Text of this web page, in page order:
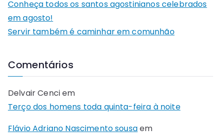
Conheça todos os santos agostinianos celebrados
em agosto!
Servir também é caminhar em comunhão
Comentários
Delvair Cenciem
Terço dos homens toda quinta-feira à noite
Flávio Adriano Nascimento sousaem